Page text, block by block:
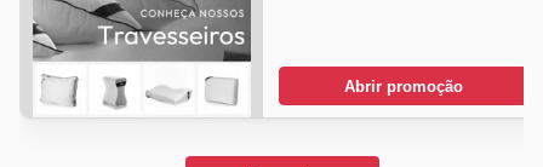
Abrir promoção